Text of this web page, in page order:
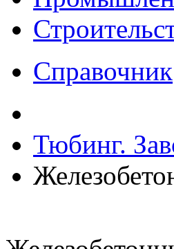
Справочник
Тюбинг.